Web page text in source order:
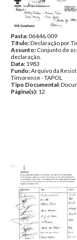
Pasta:06446.009
Título:Declaração por
Assunto: Conjunto de
declaração.
Data: 1983
Fundo:Arquivo da
Timorense - TAPOL
Tipo Documental:
Página(s): 12